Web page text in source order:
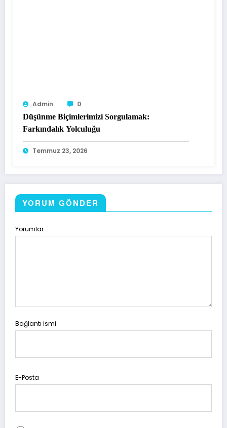
Admin
0
Düşünme Biçimlerimizi Sorgulamak:
Farkındalık Yolculuğu
Temmuz 23, 2026
YORUM GÖNDER
Yorumlar
Bağlantı ismi
E-Posta